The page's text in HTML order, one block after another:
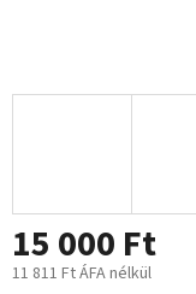
15 000 Ft
11 811 Ft ÁFA nélkül